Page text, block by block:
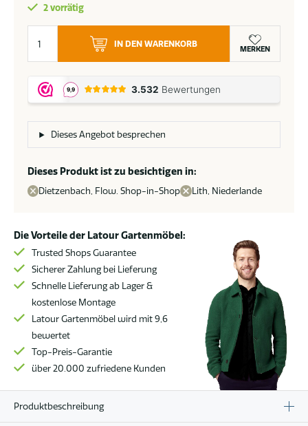
2 vorrätig
Madre
mattweißer
Rahmen
ovaler
Teakholzplatte
220
130
Menge
IN DEN WARENKORB
MERKEN
Dieses Angebot besprechen
Dieses Produkt ist zu besichtigen in:
Dietzenbach, Flow. Shop-in-Shop Lith, Niederlande
Die Vorteile der Latour Gartenmöbel:
Trusted Shops Guarantee
Sicherer Zahlung bei Lieferung
Schnelle Lieferung ab Lager &
kostenlose Montage
Latour Gartenmöbel wird mit 9,6
bewertet
Top-Preis-Garantie
über 20.000 zufriedene Kunden
Produktbeschreibung